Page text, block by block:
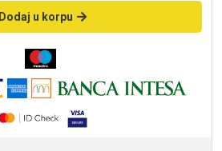
Dodaj u korpu